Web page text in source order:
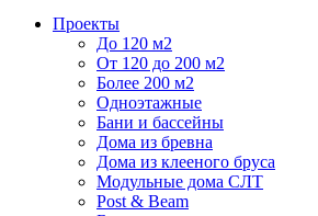
Проекты
До 120 м2
От 120 до 200 м2
Более 200 м2
Одноэтажные
Бани и бассейны
Дома из бревна
Дома из клееного бруса
Модульные дома СЛТ
Post & Beam